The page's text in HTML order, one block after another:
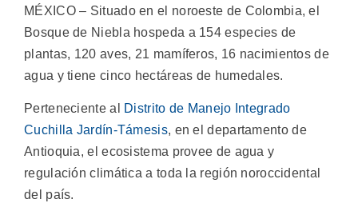
MÉXICO – Situado en el noroeste de Colombia, el
Bosque de Niebla hospeda a 154 especies de
plantas, 120 aves, 21 mamíferos, 16 nacimientos de
agua y tiene cinco hectáreas de humedales.
Perteneciente al
Distrito de Manejo Integrado
Cuchilla Jardín-Támesis, en el departamento de
Antioquia, el ecosistema provee de agua y
regulación climática a toda la región noroccidental
del país.